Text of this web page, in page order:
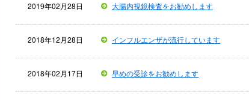
2019年02月28日 大腸内視鏡検査をお勧めします
2018年12月28日 インフルエンザが流行しています
2018年02月17日 早めの受診をお勧めします